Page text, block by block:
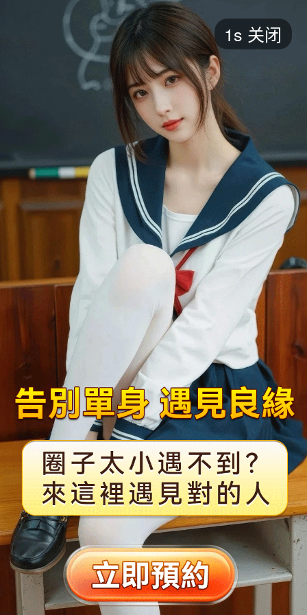
短剧
最热 添加 评分
都市 甜宠 逆袭 玄幻
2025 2024 2023 2022
全部 大陆 香港 台湾 美国 韩国 日本
1s 关闭